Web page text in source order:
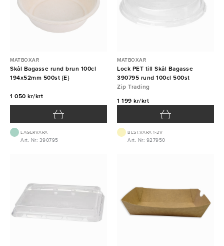
MATBOXAR
Skål Bagasse rund brun 100cl
194x52mm 500st {E}
1 050 kr/krt
LAGERVARA
Art. Nr: 390795
MATBOXAR
Lock PET till Skål Bagasse
390795 rund 100cl 500st
Zip Trading
1 199 kr/krt
BEST.VARA 1-2V
Art. Nr: 927950